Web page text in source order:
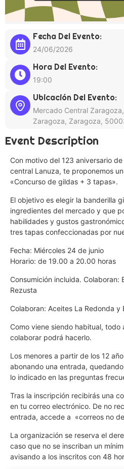
Fecha Del Evento:
24/06/2026
Hora Del Evento:
19:00
Ubicación Del Evento:
Mercado Central
Zaragoza, Zaragoza,
Event Description
Con motivo del 123 aniversario
central Lanuza, te proponemos
«Concurso de gildas + 3 tapas».
El objetivo es elegir la banderilla
ingredientes del mercado y que
habilidades y gustos
tres tapas confeccionadas por
Fecha: Miércoles 24 de junio
Horario: de 19.00 a 20.00 horas
Consumición incluida. Colaboran:
Rezusta
Colaboran: Aceites La Redonda y
Como viene siendo habitual,
colaborar podrá hacerlo.
Los menores a partir de los 12
abonando una entrada,
lo indicado en las preguntas
Tras la inscripción recibirás una
en tu correo electrónico. De no
entrada, accede a «correos no
La organización se reserva el
caso que no se inscriban un
avisando a los inscritos con 48